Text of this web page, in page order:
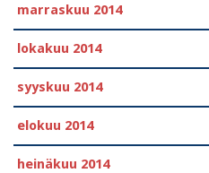
marraskuu 2014
lokakuu 2014
syyskuu 2014
elokuu 2014
heinäkuu 2014